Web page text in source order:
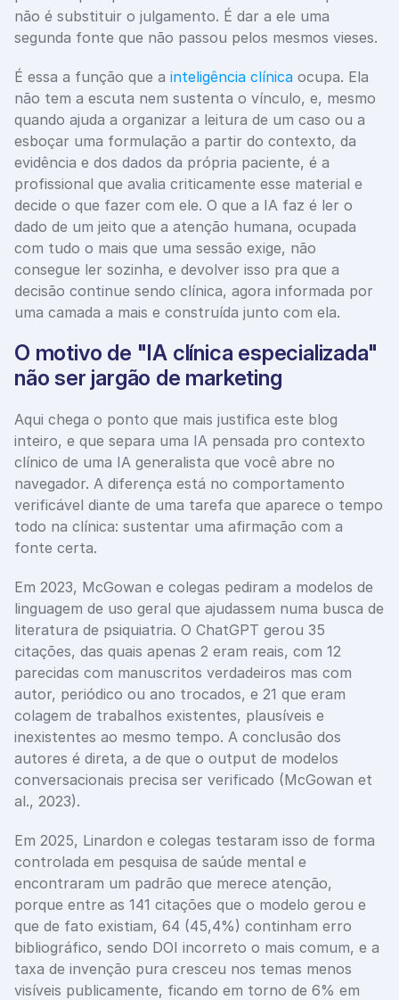
não é substituir o julgamento. É dar a ele uma
segunda fonte que não passou pelos mesmos vieses.
É essa a função que a inteligência clínica ocupa. Ela
não tem a escuta nem sustenta o vínculo, e, mesmo
quando ajuda a organizar a leitura de um caso ou a
esboçar uma formulação a partir do contexto, da
evidência e dos dados da própria paciente, é a
profissional que avalia criticamente esse material e
decide o que fazer com ele. O que a IA faz é ler o
dado de um jeito que a atenção humana, ocupada
com tudo o mais que uma sessão exige, não
consegue ler sozinha, e devolver isso pra que a
decisão continue sendo clínica, agora informada por
uma camada a mais e construída junto com ela.
O motivo de "IA clínica especializada"
não ser jargão de marketing
Aqui chega o ponto que mais justifica este blog
inteiro, e que separa uma IA pensada pro contexto
clínico de uma IA generalista que você abre no
navegador. A diferença está no comportamento
verificável diante de uma tarefa que aparece o tempo
todo na clínica: sustentar uma afirmação com a
fonte certa.
Em 2023, McGowan e colegas pediram a modelos de
linguagem de uso geral que ajudassem numa busca de
literatura de psiquiatria. O ChatGPT gerou 35
citações, das quais apenas 2 eram reais, com 12
parecidas com manuscritos verdadeiros mas com
autor, periódico ou ano trocados, e 21 que eram
colagem de trabalhos existentes, plausíveis e
inexistentes ao mesmo tempo. A conclusão dos
autores é direta, a de que o output de modelos
conversacionais precisa ser verificado (McGowan et
al., 2023).
Em 2025, Linardon e colegas testaram isso de forma
controlada em pesquisa de saúde mental e
encontraram um padrão que merece atenção,
porque entre as 141 citações que o modelo gerou e
que de fato existiam, 64 (45,4%) continham erro
bibliográfico, sendo DOI incorreto o mais comum, e a
taxa de invenção pura cresceu nos temas menos
visíveis publicamente, ficando em torno de 6% em